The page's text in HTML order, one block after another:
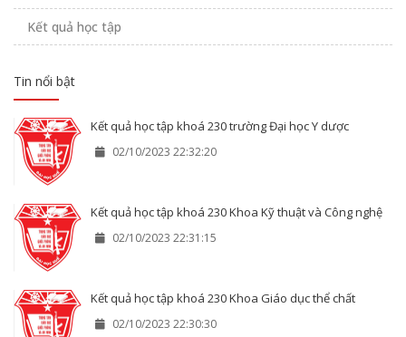
Kết quả học tập
Tin nổi bật
Kết quả học tập khoá 230 trường Đại học Y dược
02/10/2023 22:32:20
Kết quả học tập khoá 230 Khoa Kỹ thuật và Công nghệ
02/10/2023 22:31:15
Kết quả học tập khoá 230 Khoa Giáo dục thể chất
02/10/2023 22:30:30